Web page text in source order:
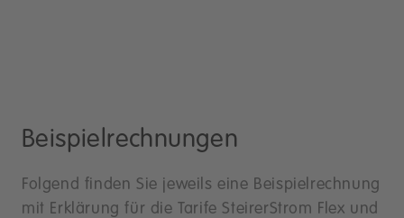
Beispielrechnungen
Folgend finden Sie jeweils eine Beispielrechnung
mit Erklärung für die Tarife SteirerStrom Flex und